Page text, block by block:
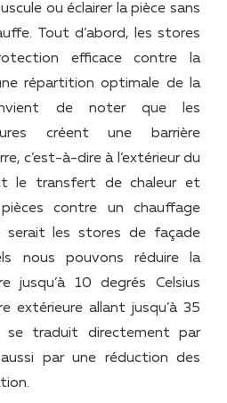
ou éclairer la pièce sans
Tout d’abord, les stores
efficace contre la
répartition optimale de la
de noter que les
créent une barrière
c’est-à-dire à l’extérieur du
le transfert de chaleur et
contre un chauffage
serait les stores de façade
nous pouvons réduire la
jusqu’à 10 degrés Celsius
extérieure allant jusqu’à 35
se traduit directement par
par une réduction des